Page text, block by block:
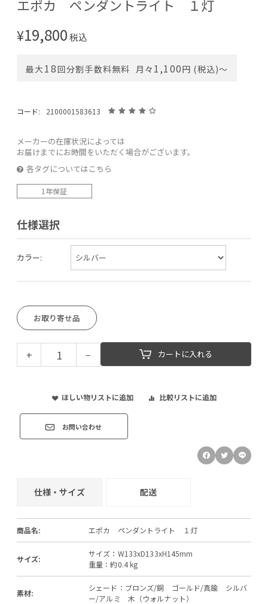
エポカ ペンダントライト １灯
¥19,800税込
最大18回分割手数料無料 月々 1,100円 (税込)〜
コード: 2100001583613
メーカーの在庫状況によっては
お届けまでにお時間をいただく場合がございます。
各タグについてはこちら
1年保証
仕様選択
カラー:
お取り寄せ品
+ − カートに入れる
ほしい物リストに追加 比較リストに追加
お問い合わせ
仕様・サイズ 配送
商品名: エポカ ペンダントライト １灯
サイズ:
サイズ：W133xD133xH145mm
重量：約0.4 kg
素材:
シェード：ブロンズ/銅 ゴールド/真鍮 シルバ
ー/アルミ 木（ウォルナット）